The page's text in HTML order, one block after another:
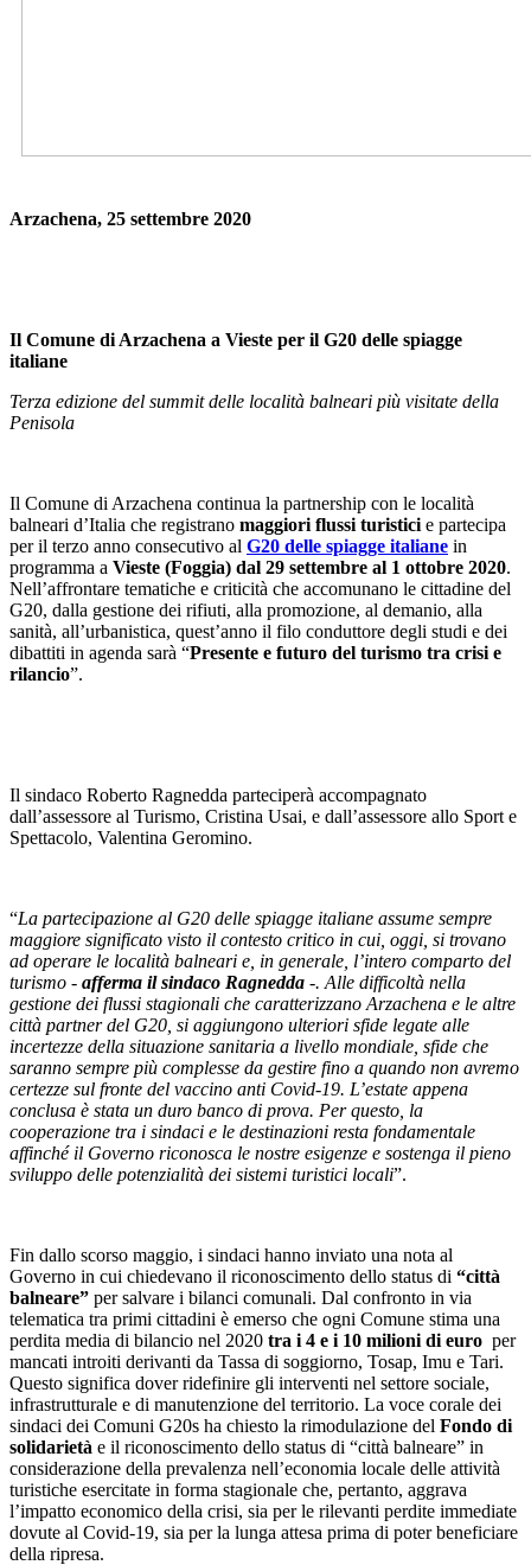
Arzachena, 25 settembre 2020
Il Comune di Arzachena a Vieste per il G20 delle spiagge
italiane
Terza edizione del summit delle località balneari più visitate della
Penisola
Il Comune di Arzachena continua la partnership con le località
balneari d’Italia che registrano maggiori flussi turistici e partecipa
per il terzo anno consecutivo al G20 delle spiagge italiane in
programma a Vieste (Foggia) dal 29 settembre al 1 ottobre 2020.
Nell’affrontare tematiche e criticità che accomunano le cittadine del
G20, dalla gestione dei rifiuti, alla promozione, al demanio, alla
sanità, all’urbanistica, quest’anno il filo conduttore degli studi e dei
dibattiti in agenda sarà “Presente e futuro del turismo tra crisi e
rilancio”.
Il sindaco Roberto Ragnedda parteciperà accompagnato
dall’assessore al Turismo, Cristina Usai, e dall’assessore allo Sport e
Spettacolo, Valentina Geromino.
“La partecipazione al G20 delle spiagge italiane assume sempre
maggiore significato visto il contesto critico in cui, oggi, si trovano
ad operare le località balneari e, in generale, l’intero comparto del
turismo - afferma il sindaco Ragnedda -. Alle difficoltà nella
gestione dei flussi stagionali che caratterizzano Arzachena e le altre
città partner del G20, si aggiungono ulteriori sfide legate alle
incertezze della situazione sanitaria a livello mondiale, sfide che
saranno sempre più complesse da gestire fino a quando non avremo
certezze sul fronte del vaccino anti Covid-19. L’estate appena
conclusa è stata un duro banco di prova. Per questo, la
cooperazione tra i sindaci e le destinazioni resta fondamentale
affinché il Governo riconosca le nostre esigenze e sostenga il pieno
sviluppo delle potenzialità dei sistemi turistici locali”.
Fin dallo scorso maggio, i sindaci hanno inviato una nota al
Governo in cui chiedevano il riconoscimento dello status di “città
balneare” per salvare i bilanci comunali. Dal confronto in via
telematica tra primi cittadini è emerso che ogni Comune stima una
perdita media di bilancio nel 2020 tra i 4 e i 10 milioni di euro per
mancati introiti derivanti da Tassa di soggiorno, Tosap, Imu e Tari.
Questo significa dover ridefinire gli interventi nel settore sociale,
infrastrutturale e di manutenzione del territorio. La voce corale dei
sindaci dei Comuni G20s ha chiesto la rimodulazione del Fondo di
solidarietà e il riconoscimento dello status di “città balneare” in
considerazione della prevalenza nell’economia locale delle attività
turistiche esercitate in forma stagionale che, pertanto, aggrava
l’impatto economico della crisi, sia per le rilevanti perdite immediate
dovute al Covid-19, sia per la lunga attesa prima di poter beneficiare
della ripresa.